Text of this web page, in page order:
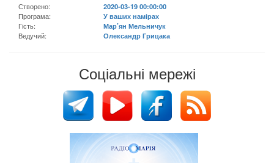
Створено:
2020-03-19 00:00:00
Програма:
У ваших намірах
Гість:
Мар’ян Мельничук
Ведучий:
Олександр Грицака
Соціальні мережі